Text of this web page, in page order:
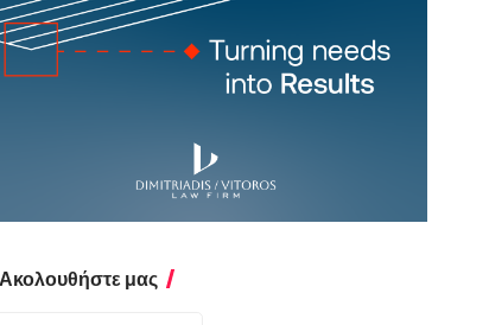
Ακολουθήστε μας